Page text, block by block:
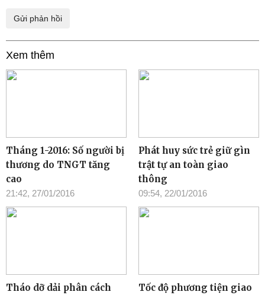
Xem thêm
Tháng 1-2016: Số người bị
thương do TNGT tăng
cao
21:42, 27/01/2016
Phát huy sức trẻ giữ gìn
trật tự an toàn giao
thông
09:54, 22/01/2016
Tháo dỡ dải phân cách
Tốc độ phương tiện giao